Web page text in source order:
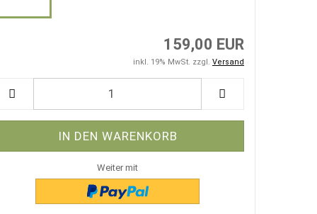
159,00 EUR
inkl. 19% MwSt. zzgl. Versand
Weiter mit